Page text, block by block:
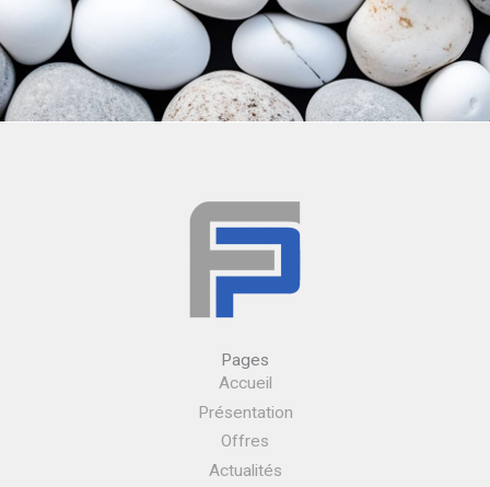
Pages
Accueil
Présentation
Offres
Actualités